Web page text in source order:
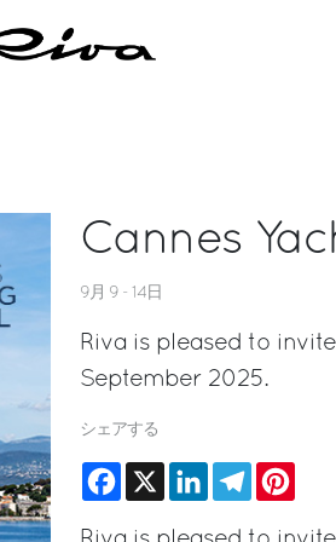
Cannes
9月 9 - 14日
Riva is pleased to
September 2025.
シェアする
Facebook
X LinkedInTelegram